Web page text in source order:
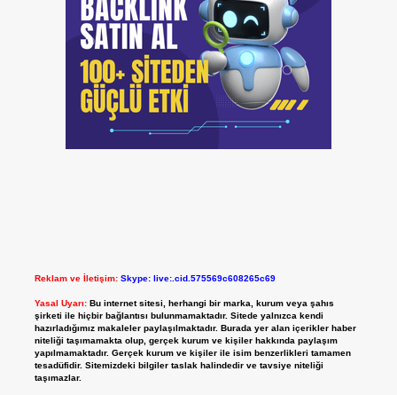
Reklam ve İletişim: Skype: live:.cid.575569c608265c69
Yasal Uyarı: Bu internet sitesi, herhangi bir marka, kurum veya şahıs
şirketi ile hiçbir bağlantısı bulunmamaktadır. Sitede yalnızca kendi
hazırladığımız makaleler paylaşılmaktadır. Burada yer alan içerikler haber
niteliği taşımamakta olup, gerçek kurum ve kişiler hakkında paylaşım
yapılmamaktadır. Gerçek kurum ve kişiler ile isim benzerlikleri tamamen
tesadüfidir. Sitemizdeki bilgiler taslak halindedir ve tavsiye niteliği
taşımazlar.